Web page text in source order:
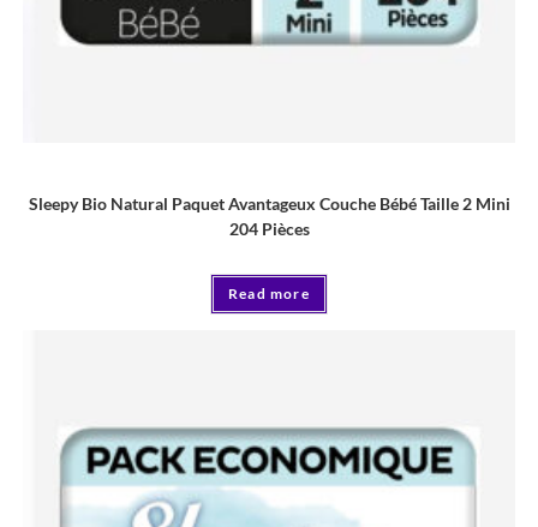
Sleepy Bio Natural Paquet Avantageux Couche Bébé Taille 2 Mini
204 Pièces
Read more